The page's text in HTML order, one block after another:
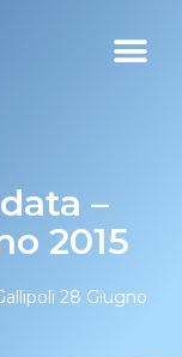
–
2015
28 Giugno